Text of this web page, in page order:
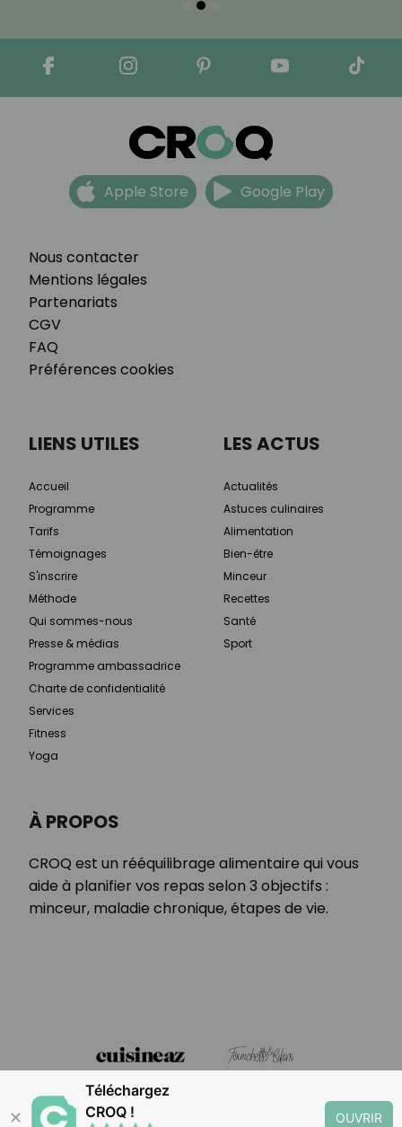
Nous contacter
Mentions légales
Partenariats
CGV
FAQ
Préférences cookies
Apple Store Google Play
À PROPOS
CROQ est un rééquilibrage alimentaire qui vous
aide à planifier vos repas selon 3 objectifs :
minceur, maladie chronique, étapes de vie.
LIENS UTILES
Accueil
Programme
Tarifs
Témoignages
S'inscrire
Méthode
Qui sommes-nous
Presse & médias
Programme ambassadrice
Charte de confidentialité
Services
Fitness
Yoga
LES ACTUS
Actualités
Astuces culinaires
Alimentation
Bien-être
Minceur
Recettes
Santé
Sport
✕
Téléchargez
CROQ !
OUVRIR